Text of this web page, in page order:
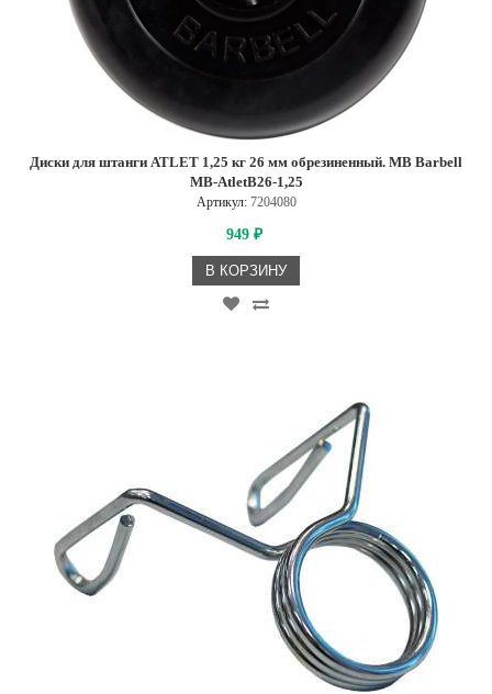
Диски для штанги ATLET 1,25 кг 26 мм обрезиненный. MB Barbell
MB-AtletB26-1,25
Артикул: 7204080
949 ₽
В КОРЗИНУ